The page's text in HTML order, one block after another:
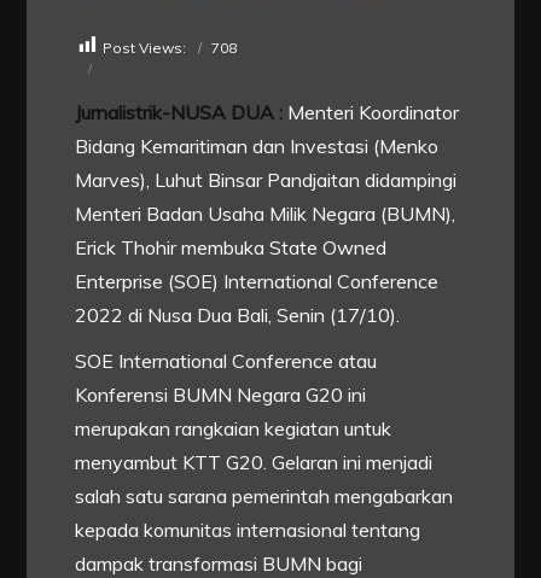
Post Views: 708
Jurnalistrik-NUSA DUA : Menteri Koordinator
Bidang Kemaritiman dan Investasi (Menko
Marves), Luhut Binsar Pandjaitan didampingi
Menteri Badan Usaha Milik Negara (BUMN),
Erick Thohir membuka State Owned
Enterprise (SOE) International Conference
2022 di Nusa Dua Bali, Senin (17/10).
SOE International Conference atau
Konferensi BUMN Negara G20 ini
merupakan rangkaian kegiatan untuk
menyambut KTT G20. Gelaran ini menjadi
salah satu sarana pemerintah mengabarkan
kepada komunitas internasional tentang
dampak transformasi BUMN bagi